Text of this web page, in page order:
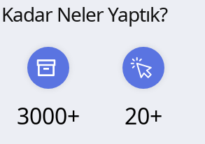
Neler Yaptık?
3000+ 20+